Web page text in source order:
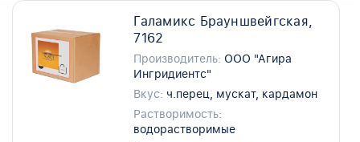
Галамикс Брауншвейгская,
7162
Производитель: ООО "Агира
Ингридиентс"
Вкус: ч.перец, мускат, кардамон
Растворимость:
водорастворимые